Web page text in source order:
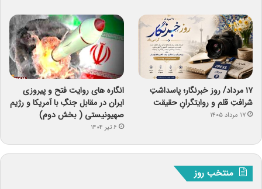
۱۷ مرداد/ روز خبرنگار؛ پاسداشتِ
شرافتِ قلم و روایتگرانِ حقیقت
۱۷ مرداد ۱۴۰۵
انگاره های روایت فتح و پیروزی
ایران در مقابل جنگِ با آمریکا و رژیم
صهیونیستی ( بخش دوم)
۶ تیر ۱۴۰۴
منتخب روز